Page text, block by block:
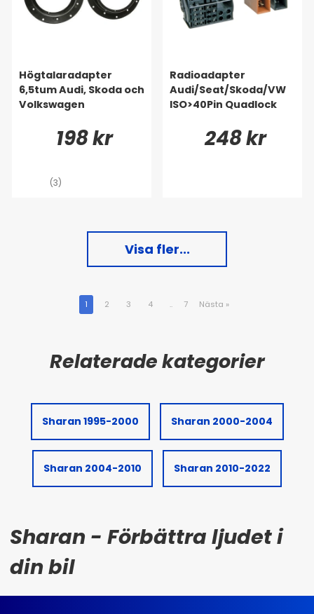
Högtalaradapter
6,5tum Audi, Skoda och
Volkswagen
198 kr
(3)
Radioadapter
Audi/Seat/Skoda/VW
ISO>40Pin Quadlock
248 kr
Visa fler...
1 2 3 4 .. 7 Nästa »
Sharan 1995-2000 Sharan 2000-2004
Sharan 2004-2010 Sharan 2010-2022
Sharan - Förbättra ljudet i
din bil